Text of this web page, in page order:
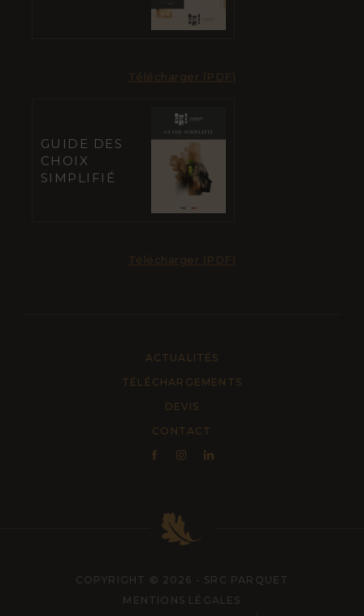
Télécharger (PDF)
GUIDE DES
CHOIX
SIMPLIFIÉ
Télécharger (PDF)
ACTUALITÉS
TÉLÉCHARGEMENTS
DEVIS
CONTACT
COPYRIGHT © 2026 - SRC PARQUET
MENTIONS LÉGALES